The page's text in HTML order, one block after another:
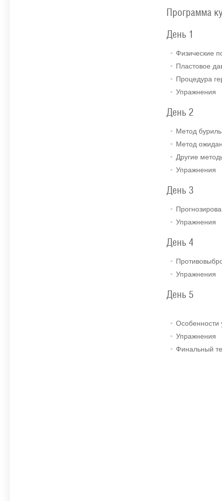
Программа
День 1
Физические
Пластовое
Процедура
Упражнения
День 2
Метод
Метод
Другие
Упражнения
День 3
Упражнения
День 4
Упражнения
День 5
Упражнения
Финальный